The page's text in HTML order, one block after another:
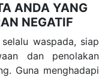
ANDA YANG
NEGATIF
waspada, siap
dan penolakan
Guna menghadapi